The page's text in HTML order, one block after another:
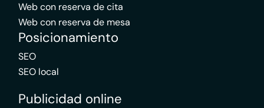
Web con reserva de cita
Web con reserva de mesa
Posicionamiento
SEO
SEO local
Publicidad online